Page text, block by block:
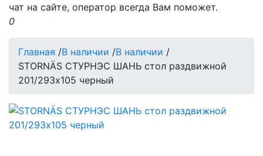
чат на сайте, оператор всегда Вам поможет.
0
Главная /В наличии /В наличии /
STORNÄS СТУРНЭС ШАНЬ стол раздвижной
201/293x105 черный